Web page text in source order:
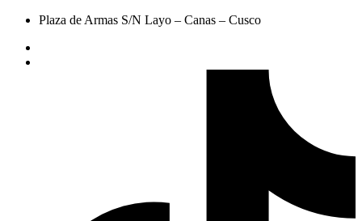
Plaza de Armas S/N Layo – Canas – Cusco